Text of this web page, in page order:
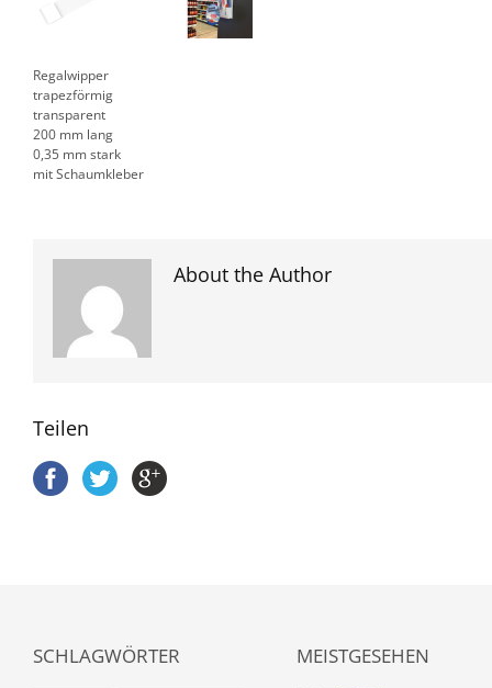
Regalwipper
trapezförmig
transparent
200 mm lang
0,35 mm stark
mit Schaumkleber
About the Author
Teilen
SCHLAGWÖRTER MEISTGESEHEN